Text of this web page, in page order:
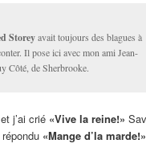
Storeyavait toujours des blagues à
Il pose ici avec mon ami Jean-
Côté, de Sherbrooke.
j’ai crié «Vive la reine!»
répondu «Mange d’la marde!»